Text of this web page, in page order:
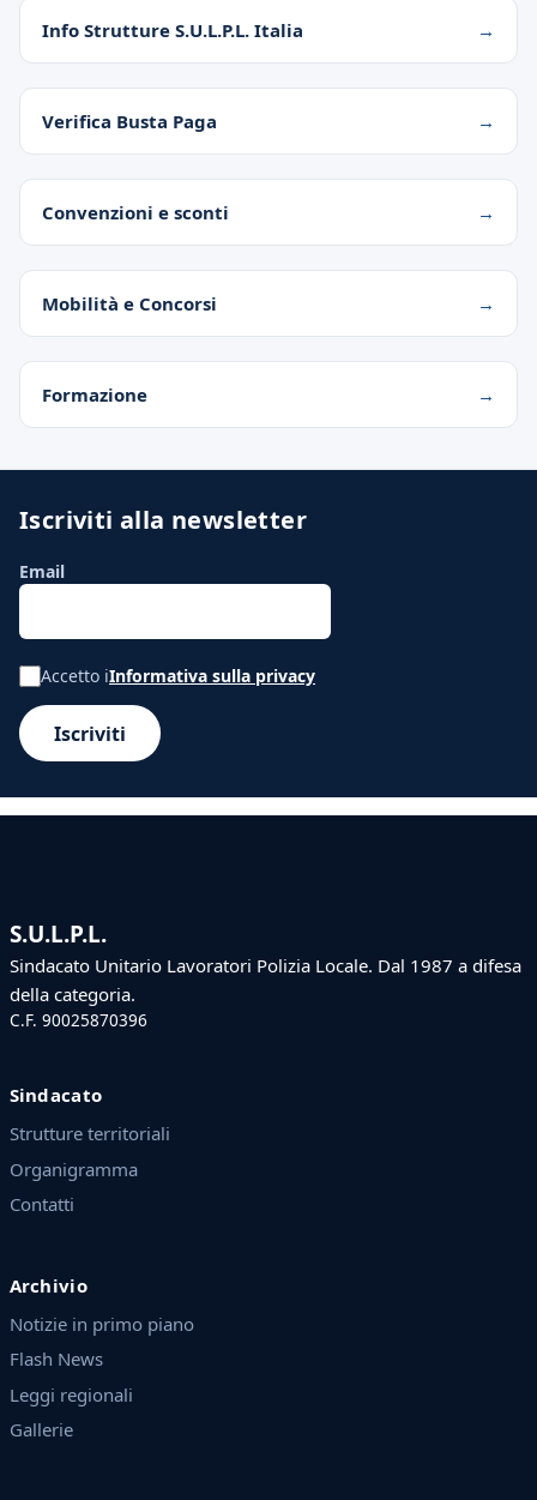
Info Strutture S.U.L.P.L. Italia
Verifica Busta Paga
Convenzioni e sconti
Mobilità e Concorsi
Formazione
Iscriviti alla newsletter
Email
Accetto iInformativa sulla privacy
Iscriviti
S.U.L.P.L.
Sindacato Unitario Lavoratori Polizia Locale. Dal 1987 a difesa
della categoria.
C.F. 90025870396
Sindacato
Strutture territoriali
Organigramma
Contatti
Archivio
Notizie in primo piano
Flash News
Leggi regionali
Gallerie